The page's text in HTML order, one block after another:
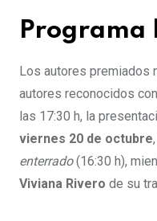
Programa
Los autores premiados
autores reconocidos
las 17:30 h, la
viernes 20 de octubre
enterrado(16:30 h),
Viviana Rivero de su